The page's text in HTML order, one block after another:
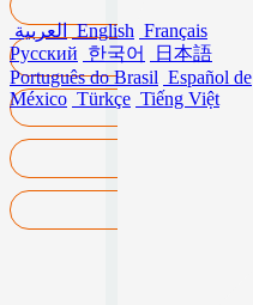
العربية English Français
Русский 한국어
日本語
Português do Brasil Español de
México Türkçe Tiếng Việt